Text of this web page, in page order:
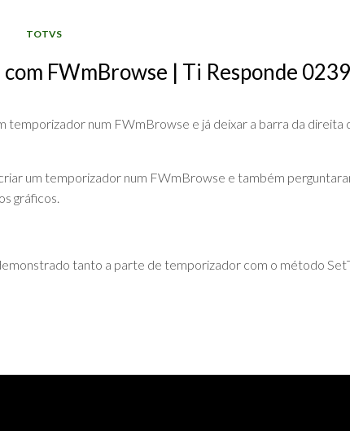
AULAS
DE
DE
LINGUAGEM
SQL
TOTVS
FWmBrowse | Ti Responde 0239
num FWmBrowse e já deixar a barra da direita
um temporizador num FWmBrowse e também
gráficos.
tanto a parte de temporizador com o método